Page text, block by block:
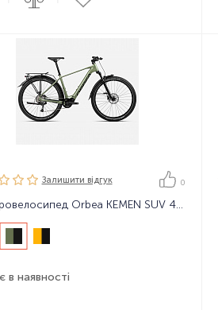
Залишити вiдгук 0
Електровелосипед Orbea KEMEN SUV 40 24
в наявності